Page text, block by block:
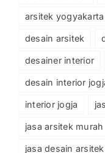
arsitek yogyakarta
desain arsitek
desainer interior
desain interior
interior jogja
jasa arsitek murah
jasa desain arsitek